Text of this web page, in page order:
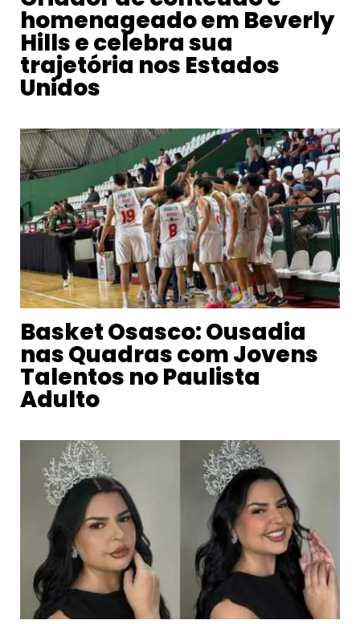
homenageado em Beverly
Hills e celebra sua
trajetória nos Estados
Unidos
Basket Osasco: Ousadia
nas Quadras com Jovens
Talentos no Paulista
Adulto